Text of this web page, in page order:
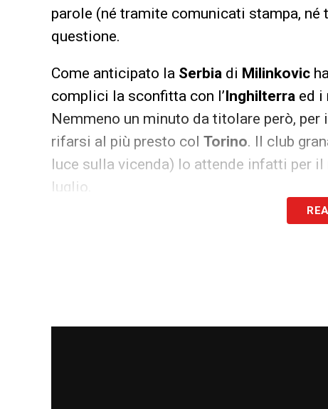
parole (né tramite comunicati stampa,
questione.
Come anticipato la Serbia di Milinkovic
complici la sconfitta con l’Inghilterra ed i
Nemmeno un minuto da titolare però, per
rifarsi al più presto col Torino. Il club
luce sulla vicenda) lo attende infatti per
luglio.